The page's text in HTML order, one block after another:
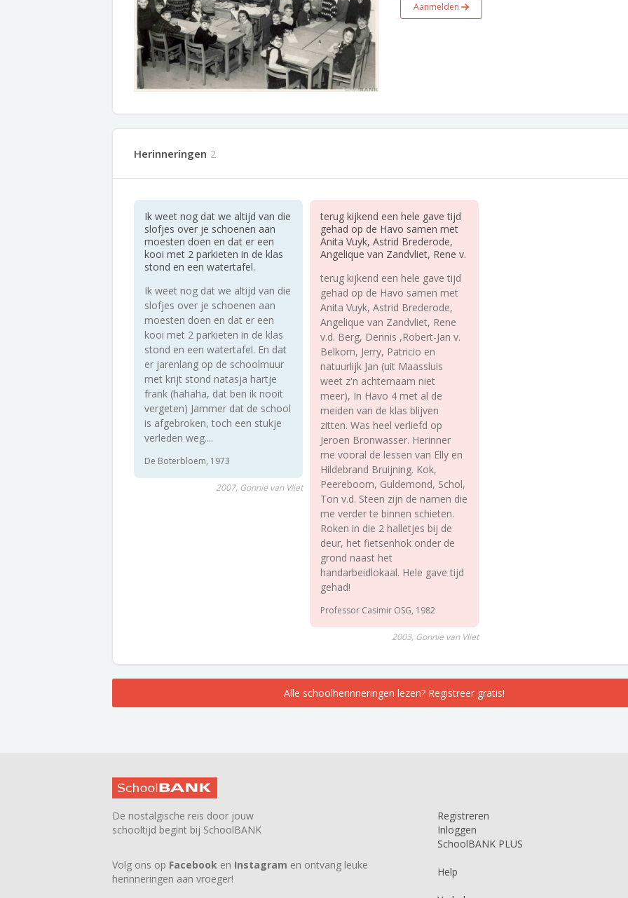
Aanmelden
Herinneringen 2
Ik weet nog dat we altijd van die
slofjes over je schoenen aan
moesten doen en dat er een
kooi met 2 parkieten in de klas
stond en een watertafel.
Ik weet nog dat we altijd van die
slofjes over je schoenen aan
moesten doen en dat er een
kooi met 2 parkieten in de klas
stond en een watertafel. En dat
er jarenlang op de schoolmuur
met krijt stond natasja hartje
frank (hahaha, dat ben ik nooit
vergeten) Jammer dat de school
is afgebroken, toch een stukje
verleden weg....
De Boterbloem, 1973
2007, Gonnie van Vliet
terug kijkend een hele gave tijd
gehad op de Havo samen met
Anita Vuyk, Astrid Brederode,
Angelique van Zandvliet, Rene v.
terug kijkend een hele gave tijd
gehad op de Havo samen met
Anita Vuyk, Astrid Brederode,
Angelique van Zandvliet, Rene
v.d. Berg, Dennis ,Robert-Jan v.
Belkom, Jerry, Patricio en
natuurlijk Jan (uit Maassluis
weet z'n achternaam niet
meer), In Havo 4 met al de
meiden van de klas blijven
zitten. Was heel verliefd op
Jeroen Bronwasser. Herinner
me vooral de lessen van Elly en
Hildebrand Bruijning. Kok,
Peereboom, Guldemond, Schol,
Ton v.d. Steen zijn de namen die
me verder te binnen schieten.
Roken in die 2 halletjes bij de
deur, het fietsenhok onder de
grond naast het
handarbeidlokaal. Hele gave tijd
gehad!
Professor Casimir OSG, 1982
2003, Gonnie van Vliet
Alle schoolherinneringen lezen? Registreer gratis!
De nostalgische reis door jouw
schooltijd begint bij SchoolBANK
Volg ons op Facebook en Instagram en ontvang leuke
herinneringen aan vroeger!
Registreren
Inloggen
SchoolBANK PLUS
Help